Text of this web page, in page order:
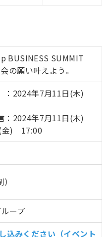
BUSINESS SUMMIT
の願い叶えよう。
2024年7月11日(木)
：2024年7月11日(木)
金) 17:00
ープ
込みください（イベント